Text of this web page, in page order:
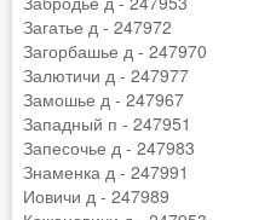
Загатье д - 247972
Загорбашье д - 247970
Залютичи д - 247977
Замошье д - 247967
Западный п - 247951
Запесочье д - 247983
Знаменка д - 247991
Иовичи д - 247989